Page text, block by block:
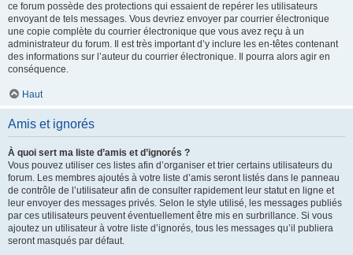
ce forum possède des protections qui essaient de repérer les utilisateurs
envoyant de tels messages. Vous devriez envoyer par courrier électronique
une copie complète du courrier électronique que vous avez reçu à un
administrateur du forum. Il est très important d’y inclure les en-têtes contenant
des informations sur l’auteur du courrier électronique. Il pourra alors agir en
conséquence.
Haut
Amis et ignorés
À quoi sert ma liste d’amis et d’ignorés ?
Vous pouvez utiliser ces listes afin d’organiser et trier certains utilisateurs du
forum. Les membres ajoutés à votre liste d’amis seront listés dans le panneau
de contrôle de l’utilisateur afin de consulter rapidement leur statut en ligne et
leur envoyer des messages privés. Selon le style utilisé, les messages publiés
par ces utilisateurs peuvent éventuellement être mis en surbrillance. Si vous
ajoutez un utilisateur à votre liste d’ignorés, tous les messages qu’il publiera
seront masqués par défaut.